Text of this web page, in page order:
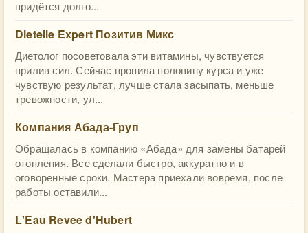
придётся долго...
Dietelle Expert Позитив Микс
Диетолог посоветовала эти витамины, чувствуется
прилив сил. Сейчас пропила половину курса и уже
чувствую результат, лучше стала засыпать, меньше
тревожности, ул...
Компания Абада-Груп
Обращалась в компанию «Абада» для замены батарей
отопления. Все сделали быстро, аккуратно и в
оговоренные сроки. Мастера приехали вовремя, после
работы оставили...
L'Eau Revee d'Hubert